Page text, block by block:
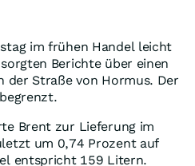
im frühen Handel leicht
Berichte über einen
der Straße von Hormus. Der
Brent zur Lieferung im
um 0,74 Prozent auf
entspricht 159 Litern.